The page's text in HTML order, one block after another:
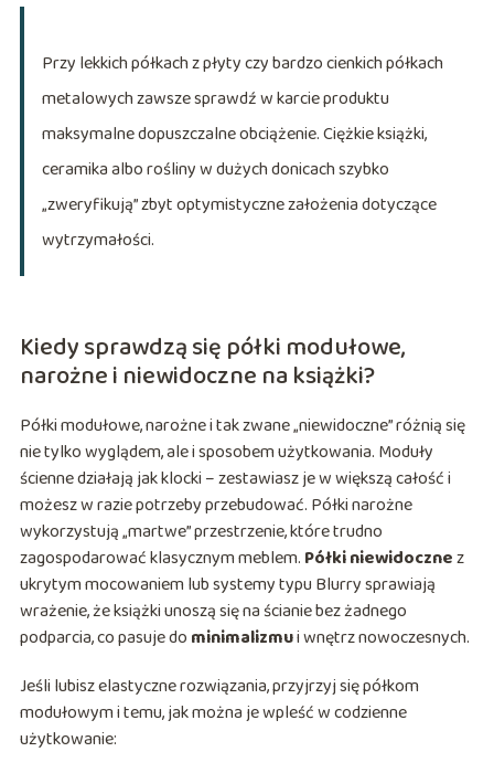
Przy lekkich półkach z płyty czy bardzo cienkich półkach
metalowych zawsze sprawdź w karcie produktu
maksymalne dopuszczalne obciążenie. Ciężkie książki,
ceramika albo rośliny w dużych donicach szybko
„zweryfikują” zbyt optymistyczne założenia dotyczące
wytrzymałości.
Kiedy sprawdzą się półki modułowe,
narożne i niewidoczne na książki?
Półki modułowe, narożne i tak zwane „niewidoczne” różnią się
nie tylko wyglądem, ale i sposobem użytkowania. Moduły
ścienne działają jak klocki – zestawiasz je w większą całość i
możesz w razie potrzeby przebudować. Półki narożne
wykorzystują „martwe” przestrzenie, które trudno
zagospodarować klasycznym meblem. Półki niewidocznez
ukrytym mocowaniem lub systemy typu Blurry sprawiają
wrażenie, że książki unoszą się na ścianie bez żadnego
podparcia, co pasuje do minimalizmui wnętrz nowoczesnych.
Jeśli lubisz elastyczne rozwiązania, przyjrzyj się półkom
modułowym i temu, jak można je wpleść w codzienne
użytkowanie: